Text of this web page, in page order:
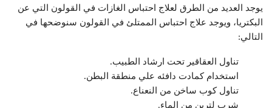
يوجد العديد من الطرق لعلاج احتباس الغازات في القولون التي عن
البكتريا، ويوجد علاج احتباس الممتلئ في القولون سنوضحها في
التالي:
تناول العقاقير تحت ارشاد الطبيب.
استخدام كمادت دافئه علي منطقة البطن.
تناول كوب ساخن من النعناع.
شرب لترين من الماء.